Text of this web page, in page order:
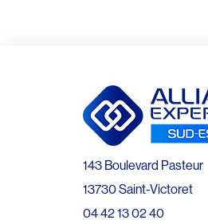
143 Boulevard Pasteur
13730 Saint-Victoret
04 42 13 02 40